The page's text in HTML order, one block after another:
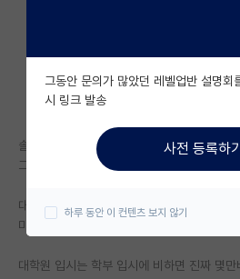
자유 게시판(아무개랩)
미국 유학 게시판
미국 대학원 합격 후기 게시판
대학원생 모집 게시판
연구실(PI) 홍보 게시판
석박사 채용 정보 게시판
솔직히 학부 학벌은 그래도 살면서 좀 으쓱해
그러지만
대학원 학벌은 뭔 의미가 있냐 (물론 한국사
미가 꽤 있기야 하지만...아니면 유학갈때 라
대학원 입시는 학부 입시에 비하면 진짜 몇만
그동안 문의가 많았던 레벨업반 설명
시 링크 발송
사전 등록하
하루 동안 이 컨텐츠 보지 않기